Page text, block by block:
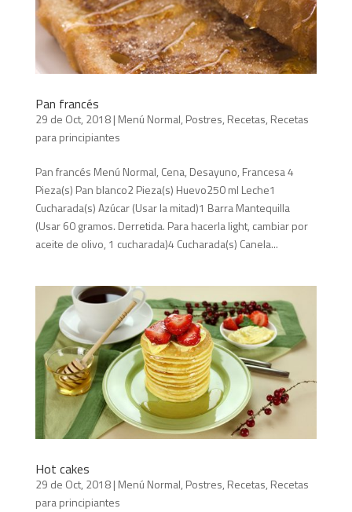
Pan francés
29 de Oct, 2018| Menú Normal, Postres, Recetas, Recetas
para principiantes
Pan francés Menú Normal, Cena, Desayuno, Francesa 4
Pieza(s) Pan blanco2 Pieza(s) Huevo250 ml Leche1
Cucharada(s) Azúcar (Usar la mitad)1 Barra Mantequilla
(Usar 60 gramos. Derretida. Para hacerla light, cambiar por
aceite de olivo, 1 cucharada)4 Cucharada(s) Canela...
Hot cakes
29 de Oct, 2018| Menú Normal, Postres, Recetas, Recetas
para principiantes